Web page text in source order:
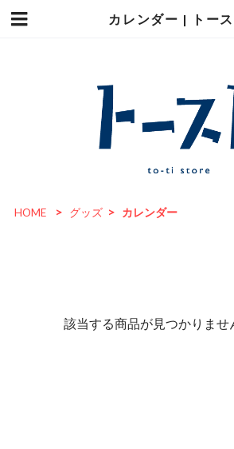
カレンダー | トース
HOME グッズ カレンダー
該当する商品が見つかりませ